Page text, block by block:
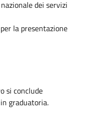
dei servizi
la presentazione
si conclude
graduatoria.